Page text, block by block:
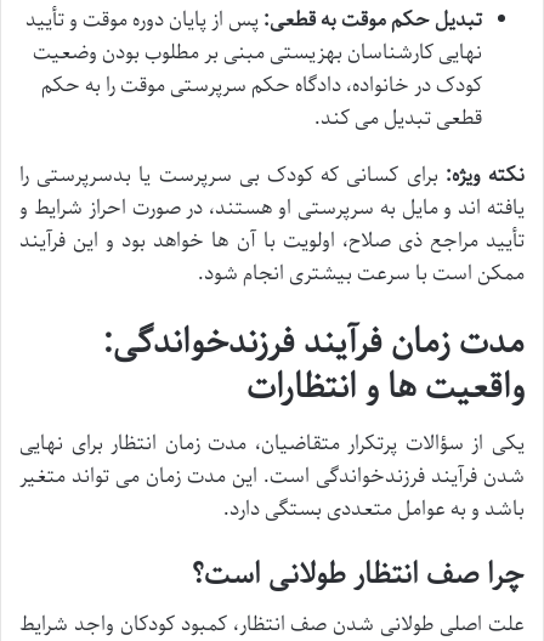
تبدیل حکم موقت به قطعی:پس از پایان دوره موقت و تأیید
نهایی کارشناسان بهزیستی مبنی بر مطلوب بودن وضعیت
کودک در خانواده، دادگاه حکم سرپرستی موقت را به حکم
قطعی تبدیل می کند.
نکته ویژه: برای کسانی که کودک بی سرپرست یا بدسرپرستی را
یافته اند و مایل به سرپرستی او هستند، در صورت احراز شرایط و
تأیید مراجع ذی صلاح، اولویت با آن ها خواهد بود و این فرآیند
ممکن است با سرعت بیشتری انجام شود.
مدت زمان فرآیند فرزندخواندگی:
واقعیت ها و انتظارات
یکی از سؤالات پرتکرار متقاضیان، مدت زمان انتظار برای نهایی
شدن فرآیند فرزندخواندگی است. این مدت زمان می تواند متغیر
باشد و به عوامل متعددی بستگی دارد.
چرا صف انتظار طولانی است؟
علت اصلی طولانی شدن صف انتظار، کمبود کودکان واجد شرایط